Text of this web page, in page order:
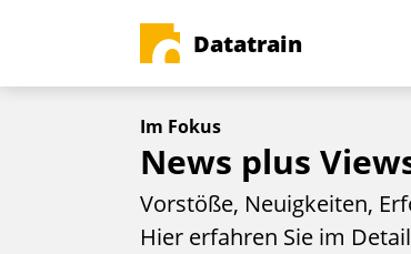
Datatrain
Im Fokus
News plus
Vorstöße, Neuigkeiten,
Hier erfahren Sie im